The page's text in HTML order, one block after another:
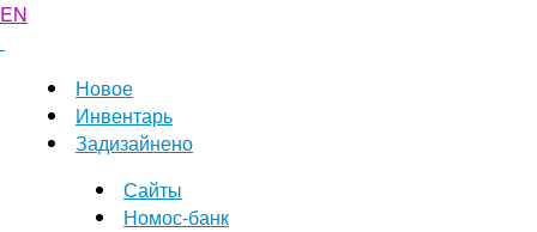
EN
Новое
Инвентарь
Задизайнено
Сайты
Номос-банк